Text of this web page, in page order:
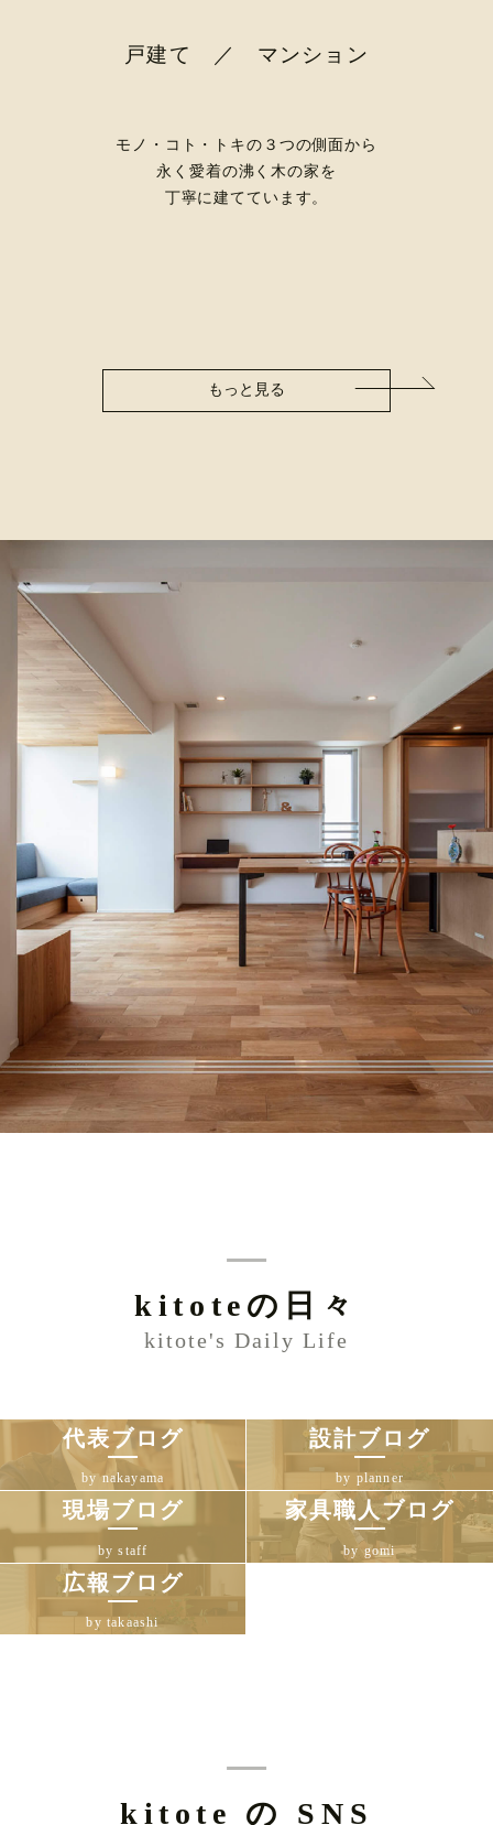
戸建て ／ マンション
モノ・コト・トキの３つの側面から
永く愛着の沸く木の家を
丁寧に建てています。
もっと見る
kitoteの日々
kitote's Daily Life
代表ブログ
by nakayama
設計ブログ
by planner
現場ブログ
by staff
家具職人ブログ
by gomi
広報ブログ
by takaashi
kitote の SNS